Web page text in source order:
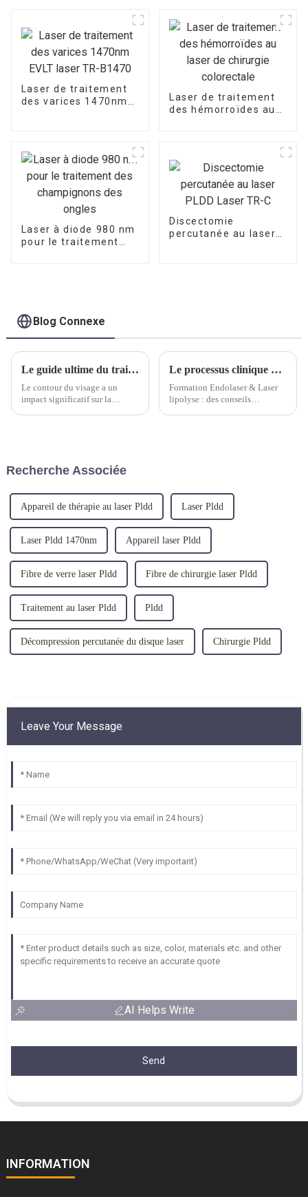
Laser de traitement
des varices 1470nm
Laser de traitement
des hémorroïdes au
Laser à diode 980 nm
pour le traitement
Discectomie
percutanée au laser
Blog Connexe
Le guide ultime du traitement Endolaser : comment ça marche et ses avantages ？
Le contour du visage a un
impact significatif sur la
Le processus clinique de la lipolyse au laser
Formation Endolaser & Laser
lipolyse : des conseils
Recherche Associée
Appareil de thérapie au laser Pldd Laser Pldd
Laser Pldd 1470nm Appareil laser Pldd
Fibre de verre laser Pldd Fibre de chirurgie laser Pldd
Traitement au laser Pldd Pldd
Décompression percutanée du disque laser Chirurgie Pldd
Leave Your Message
AI Helps Write
Send
INFORMATION